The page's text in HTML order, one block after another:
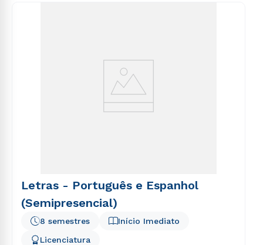
Letras - Português e Espanhol
(Semipresencial)
Início Imediato
8 semestres
Licenciatura